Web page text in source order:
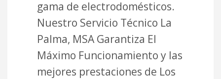
gama de electrodomésticos.
Nuestro Servicio Técnico La
Palma, MSA Garantiza El
Máximo Funcionamiento y las
mejores prestaciones de Los